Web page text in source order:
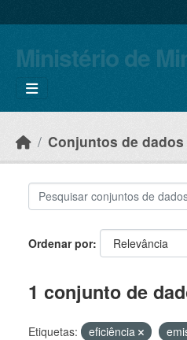
Ministério de
Conjuntos de dados
Ordenar por
1 conjunto de
Etiquetas: eficiência